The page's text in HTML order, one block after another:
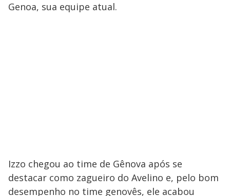
Genoa, sua equipe atual.
Izzo chegou ao time de Gênova após se
destacar como zagueiro do Avelino e, pelo bom
desempenho no time genovês, ele acabou